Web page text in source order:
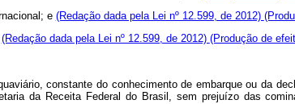
e (Redação dada pela Lei nº 12.599, de 2012)
(Redação dada pela Lei nº 12.599, de 2012) (Produção de
constante do conhecimento de embarque ou da
da Receita Federal do Brasil, sem prejuízo das